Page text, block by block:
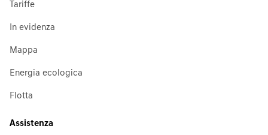
Tariffe
In evidenza
Mappa
Energia ecologica
Flotta
Assistenza